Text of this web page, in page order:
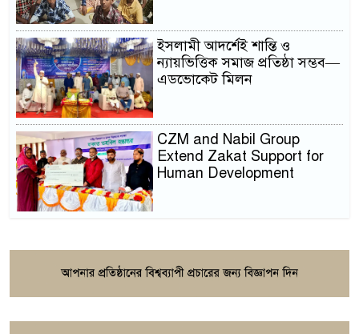
ইসলামী আদর্শেই শান্তি ও
ন্যায়ভিত্তিক সমাজ প্রতিষ্ঠা সম্ভব—
এডভোকেট মিলন
CZM and Nabil Group
Extend Zakat Support for
Human Development